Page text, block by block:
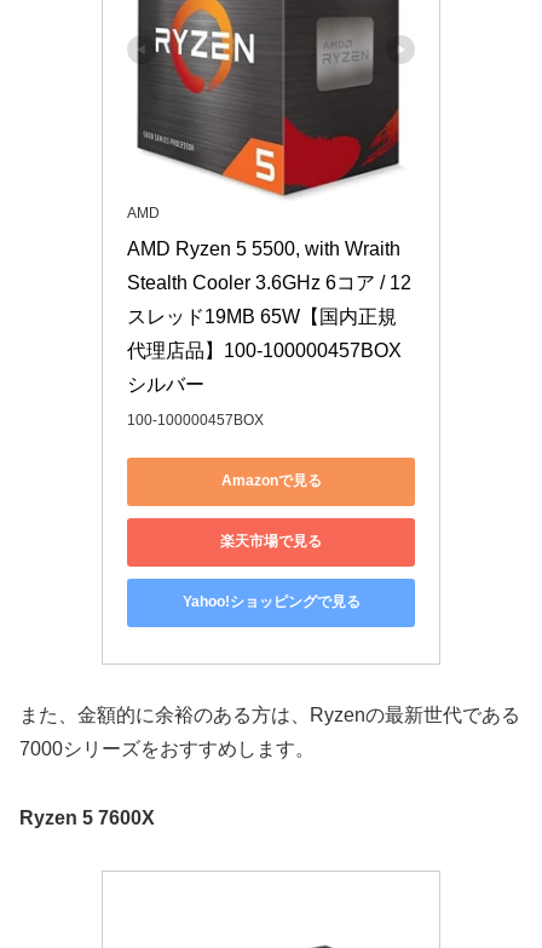
AMD
AMD Ryzen 5 5500, with Wraith
Stealth Cooler 3.6GHz 6コア / 12
スレッド19MB 65W【国内正規
代理店品】100-100000457BOX
シルバー
100-100000457BOX
Amazonで見る
楽天市場で見る
Yahoo!ショッピングで見る
また、金額的に余裕のある方は、Ryzenの最新世代である
7000シリーズをおすすめします。
Ryzen 5 7600X